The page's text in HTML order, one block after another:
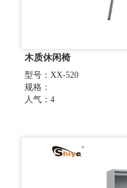
木质休闲椅
型号：XX-520
规格：
人气：4